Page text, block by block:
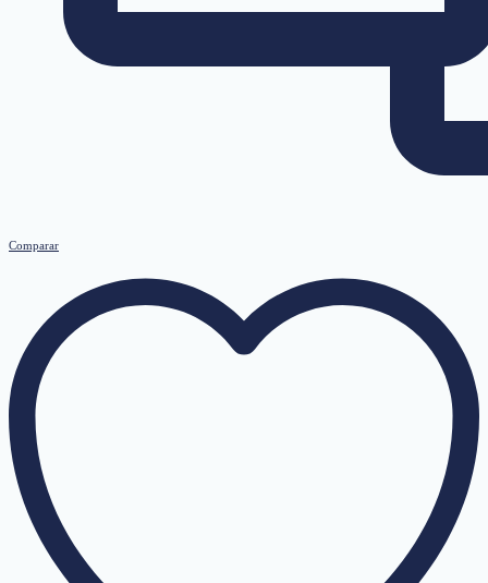
Comparar